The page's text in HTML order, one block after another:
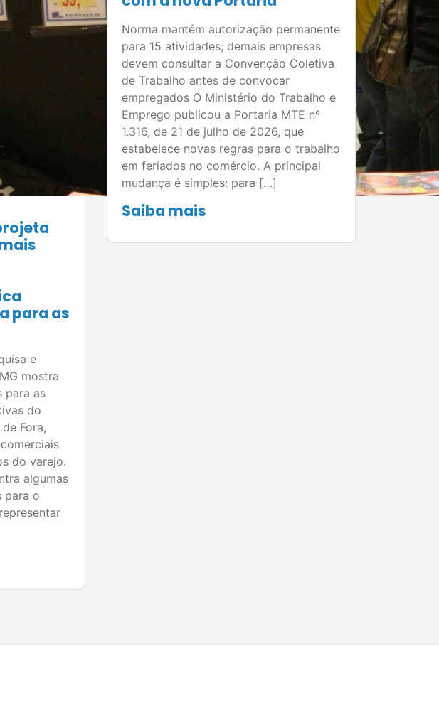
para as
e
mostra
para as
do
Fora,
do varejo.
algumas
para o
Norma mantém autorização permanente
para 15 atividades; demais empresas
devem consultar a Convenção Coletiva
de Trabalho antes de convocar
empregados O Ministério do Trabalho e
Emprego publicou a Portaria MTE nº
1.316, de 21 de julho de 2026, que
estabelece novas regras para o trabalho
em feriados no comércio. A principal
mudança é simples: para […]
Saiba mais